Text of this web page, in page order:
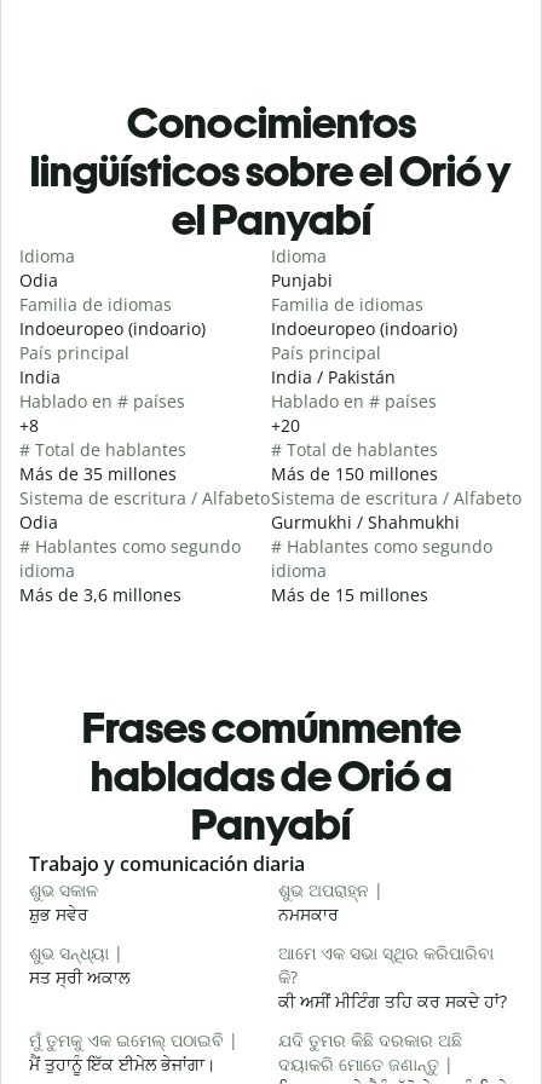
Conocimientos
lingüísticos sobre el Orió y
el Panyabí
Idioma
Odia
Familia de idiomas
Indoeuropeo (indoario)
País principal
India
Hablado en # países
+8
# Total de hablantes
Más de 35 millones
Sistema de escritura / Alfabeto
Odia
# Hablantes como segundo
idioma
Más de 3,6 millones
Idioma
Punjabi
Familia de idiomas
Indoeuropeo (indoario)
País principal
India / Pakistán
Hablado en # países
+20
# Total de hablantes
Más de 150 millones
Sistema de escritura / Alfabeto
Gurmukhi / Shahmukhi
# Hablantes como segundo
idioma
Más de 15 millones
Frases comúnmente
habladas de Orió a
Panyabí
Slide 1 of 6
Trabajo y comunicación diaria
ଶୁଭ ସକାଳ
ਸ਼ੁਭ ਸਵੇਰ
ଶୁଭ ଅପରାହ୍ନ |
ਨਮਸਕਾਰ
ଶୁଭ ସନ୍ଧ୍ୟା |
ਸਤ ਸ੍ਰੀ ਅਕਾਲ
ଆମେ ଏକ ସଭା ସ୍ଥିର କରିପାରିବା
କି?
ਕੀ ਅਸੀਂ ਮੀਟਿੰਗ ਤਹਿ ਕਰ ਸਕਦੇ ਹਾਂ?
ମୁଁ ତୁମକୁ ଏକ ଇମେଲ୍ ପଠାଇବି |
ਮੈਂ ਤੁਹਾਨੂੰ ਇੱਕ ਈਮੇਲ ਭੇਜਾਂਗਾ।
ଯଦି ତୁମର କିଛି ଦରକାର ଅଛି
ଦୟାକରି ମୋତେ ଜଣାନ୍ତୁ |